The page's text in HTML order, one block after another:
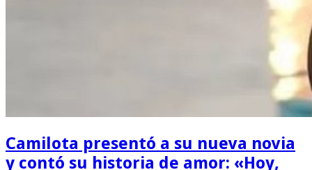
Camilota presentó a su nueva novia
y contó su historia de amor: «Hoy,